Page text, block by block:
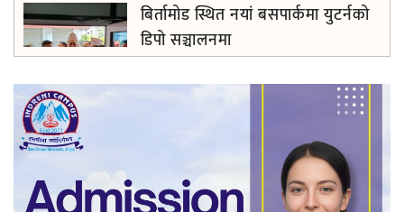
बिर्तामोड स्थित नयां बसपार्कमा युटर्नको
डिपो सञ्चालनमा
सधैँ अब्बल सिम्रिक साकोस, सदस्य र
सामाजिक उत्तरदायित्वमा खर्चियो दुई करोड
बढी रकम